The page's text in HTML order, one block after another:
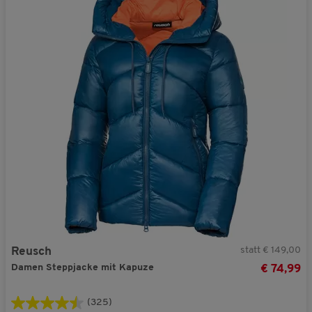
Reusch
Damen Steppjacke mit Kapuze
statt € 149,00
€ 74,99
(325)